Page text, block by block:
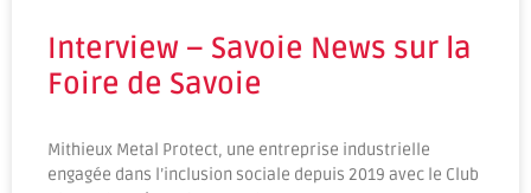
Interview – Savoie News sur la
Foire de Savoie
Mithieux Metal Protect, une entreprise industrielle
engagée dans l’inclusion sociale depuis 2019 avec le Club